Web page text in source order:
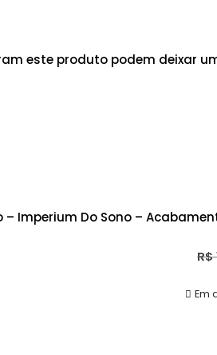
este produto podem deixar
Imperium Do Sono –
R$
Em